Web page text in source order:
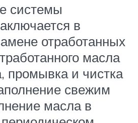
системы
в
отработанных
масла
промывка и чистка
свежим
масла в